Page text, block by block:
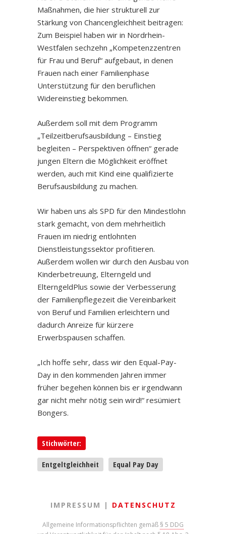
Maßnahmen, die hier strukturell zur
Stärkung von Chancengleichheit beitragen:
Zum Beispiel haben wir in Nordrhein-
Westfalen sechzehn „Kompetenzzentren
für Frau und Beruf“ aufgebaut, in denen
Frauen nach einer Familienphase
Unterstützung für den beruflichen
Widereinstieg bekommen.
Außerdem soll mit dem Programm
„Teilzeitberufsausbildung – Einstieg
begleiten – Perspektiven öffnen“ gerade
jungen Eltern die Möglichkeit eröffnet
werden, auch mit Kind eine qualifizierte
Berufsausbildung zu machen.
Wir haben uns als SPD für den Mindestlohn
stark gemacht, von dem mehrheitlich
Frauen im niedrig entlohnten
Dienstleistungssektor profitieren.
Außerdem wollen wir durch den Ausbau von
Kinderbetreuung, Elterngeld und
ElterngeldPlus sowie der Verbesserung
der Familienpflegezeit die Vereinbarkeit
von Beruf und Familien erleichtern und
dadurch Anreize für kürzere
Erwerbspausen schaffen.
„Ich hoffe sehr, dass wir den Equal-Pay-
Day in den kommenden Jahren immer
früher begehen können bis er irgendwann
gar nicht mehr nötig sein wird!“ resümiert
Bongers.
Stichwörter:
Entgeltgleichheit Equal Pay Day
IMPRESSUM | DATENSCHUTZ
Allgemeine Informationspflichten gemäß § 5 DDG